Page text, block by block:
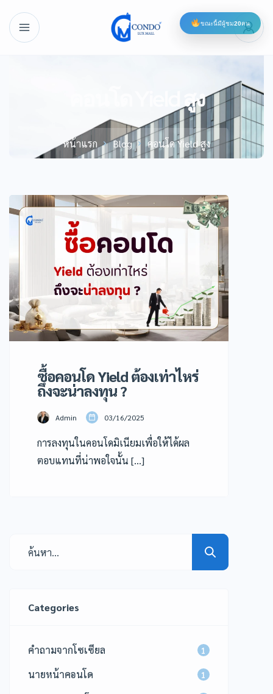
คอนโด Yield สูง
หน้าแรก Blog คอนโด Yield สูง
ซื้อคอนโด Yield ต้องเท่าไหร่
ถึงจะน่าลงทุน ?
Admin 03/16/2025
การลงทุนในคอนโดมิเนียมเพื่อให้ได้ผล
ตอบแทนที่น่าพอใจนั้น […]
Categories
คำถามจากโซเซียล 1
นายหน้าคอนโด 1
ขณะนี้มีผู้ชม20คน